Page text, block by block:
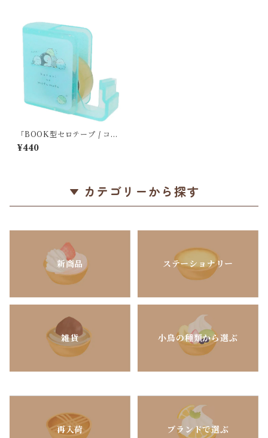
「BOOK型セロテープ / コト
リノモフモフ / 小鳥」折り畳
みセロテープホルダー / シマ
¥440
カテゴリーから探す
新商品 ステーショナリー
雑貨 小鳥の種類から選ぶ
再入荷 ブランドで選ぶ